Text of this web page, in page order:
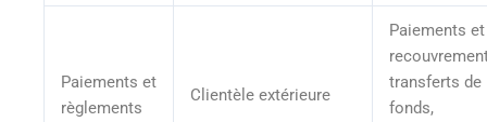
Paiements et
règlements
Clientèle extérieure
Paiements et
transferts de
fonds,